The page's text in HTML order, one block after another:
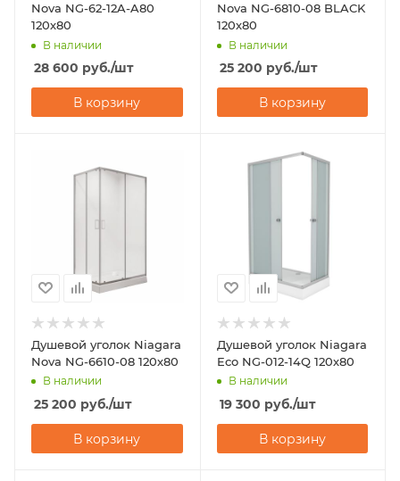
Nova NG-62-12A-A80
120х80
В наличии
28 600 руб./шт
В корзину
Nova NG-6810-08 BLACK
120х80
В наличии
25 200 руб./шт
В корзину
Душевой уголок Niagara
Nova NG-6610-08 120х80
В наличии
25 200 руб./шт
В корзину
Душевой уголок Niagara
Eco NG-012-14Q 120х80
В наличии
19 300 руб./шт
В корзину